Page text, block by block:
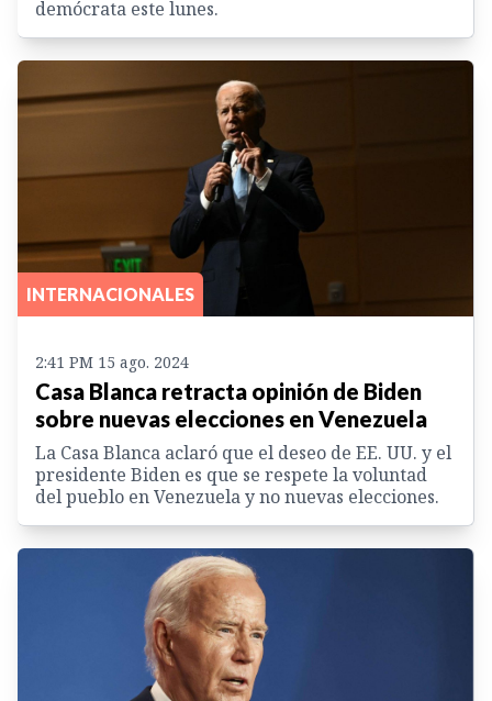
demócrata este lunes.
INTERNACIONALES
2:41 PM 15 ago. 2024
Casa Blanca retracta opinión de Biden
sobre nuevas elecciones en Venezuela
La Casa Blanca aclaró que el deseo de EE. UU. y el
presidente Biden es que se respete la voluntad
del pueblo en Venezuela y no nuevas elecciones.